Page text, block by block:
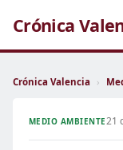
Crónica
Crónica Valencia ›
MEDIO AMBIENTE21